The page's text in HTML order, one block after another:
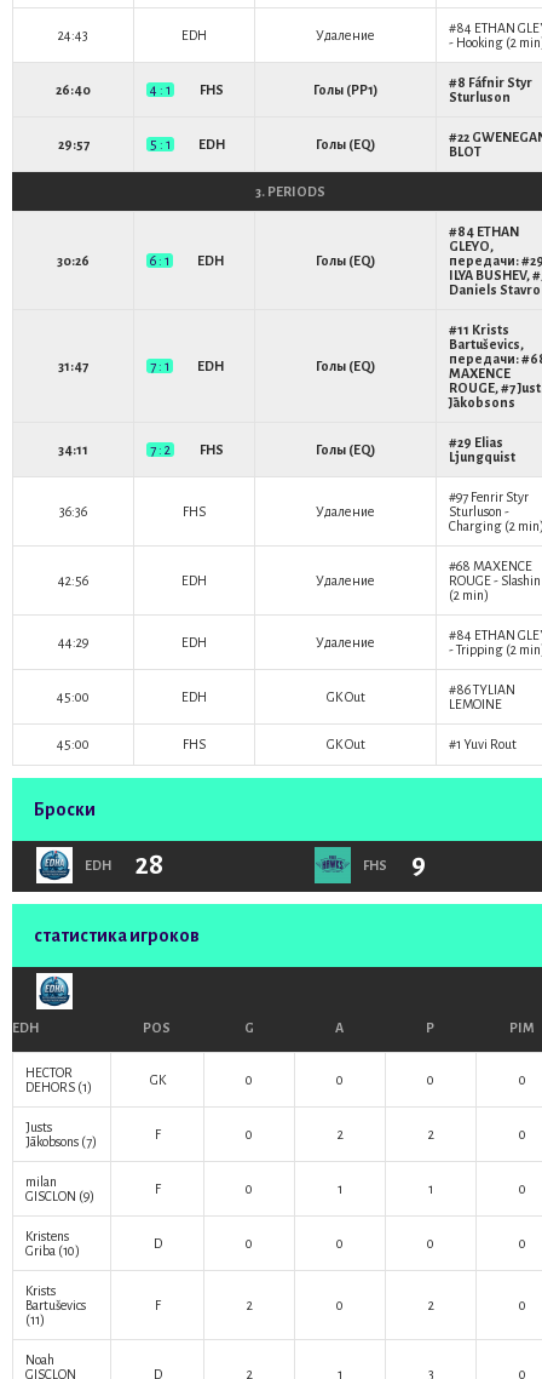
24:43 EDH Удаление #84 ETHAN
- Hooking (2
26:40 4 : 1 FHS Голы (PP1) #8 Fáfnir Styr
Sturluson
29:57 5 : 1 EDH Голы (EQ) #22
BLOT
3. PERIODS
30:26 6 : 1 EDH Голы (EQ)
#84 ETHAN
GLEYO,
передачи:
ILYA BUSHEV,
Daniels Stavro
31:47 7 : 1 EDH Голы (EQ)
#11 Krists
Bartuševics,
передачи:
MAXENCE
ROUGE, #7
Jākobsons
34:11 7 : 2 FHS Голы (EQ) #29 Elias
Ljungquist
36:36 FHS Удаление
#97 Fenrir Styr
Sturluson -
Charging (2
42:56 EDH Удаление
#68 MAXENCE
ROUGE-
(2 min)
44:29 EDH Удаление #84 ETHAN
- Tripping (2
45:00 EDH GK Out #86TYLIAN
LEMOINE
45:00 FHS GK Out #1 Yuvi Rout
Броски
EDH 28 FHS 9
статистика игроков
EDH POS G A P PIM
HECTOR
DEHORS (1) GK 0 0 0 0
Justs
Jākobsons (7) F 0 2 2 0
milan
GISCLON (9) F 0 1 1 0
Kristens
Griba (10) D 0 0 0 0
Krists
Bartuševics
(11)
F 2 0 2 0
Noah
GISCLON
D 2 1 3 0